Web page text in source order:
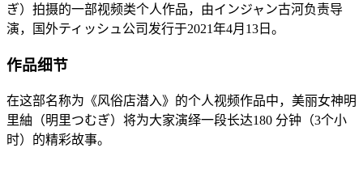
ぎ）拍摄的一部视频类个人作品，由インジャン古河负责导
演，国外ティッシュ公司发行于2021年4月13日。
作品细节
在这部名称为《风俗店潜入》的个人视频作品中，美丽女神明
里紬（明里つむぎ）将为大家演绎一段长达180 分钟（3个小
时）的精彩故事。